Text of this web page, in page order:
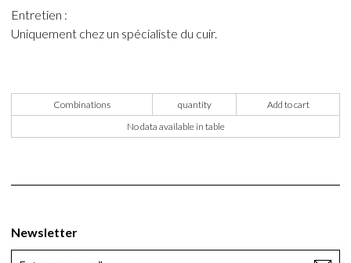
Entretien :
Uniquement chez un spécialiste du cuir.
Combinations quantity
Add to cart
No data available in table
Newsletter